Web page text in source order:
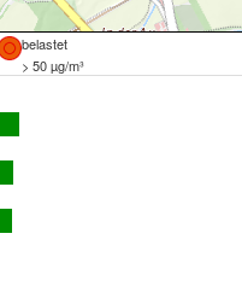
belastet
> 50 µg/m³